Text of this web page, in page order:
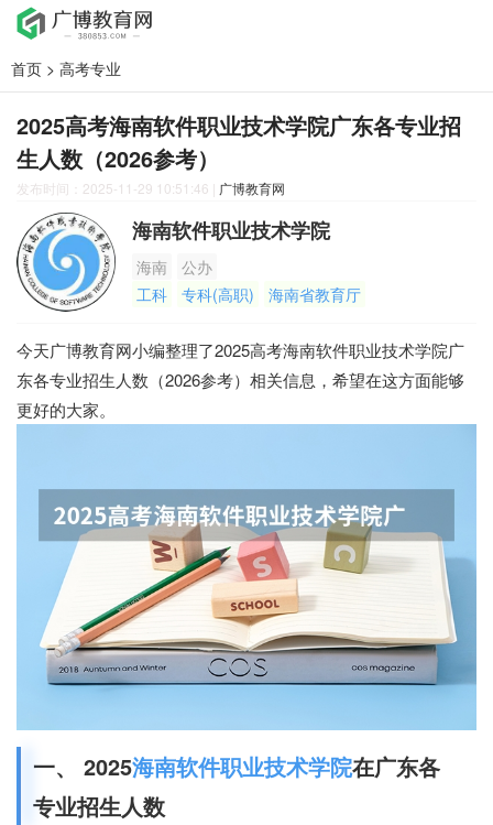
首页 > 高考专业
2025高考海南软件职业技术学院广东各专业招
生人数（2026参考）
发布时间：2025-11-29 10:51:46 | 广博教育网
海南软件职业技术学院
海南
公办
工科
专科(高职) 海南省教育厅
今天广博教育网小编整理了2025高考海南软件职业技术学院广
东各专业招生人数（2026参考）相关信息，希望在这方面能够
更好的大家。
一、 2025海南软件职业技术学院在广东各
专业招生人数